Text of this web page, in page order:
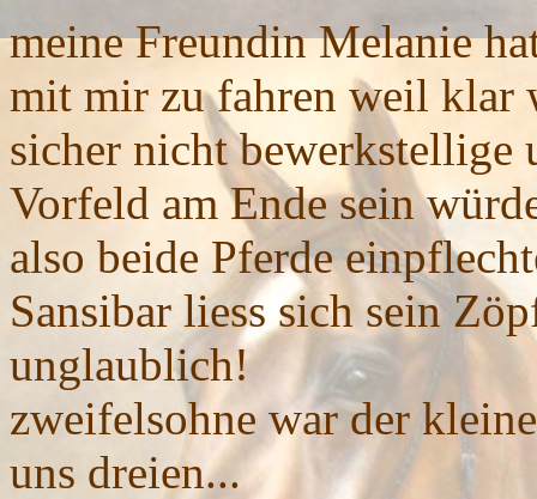
meine Freundin Melanie
mit mir zu fahren weil klar
sicher nicht bewerkstellige
Vorfeld am Ende sein
also beide Pferde
Sansibar liess sich sein
unglaublich!
zweifelsohne war der
uns dreien...